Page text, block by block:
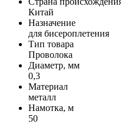
Китай
Назначение
для бисероплетения
Тип товара
Проволока
Диаметр, мм
0,3
Материал
металл
Намотка, м
50